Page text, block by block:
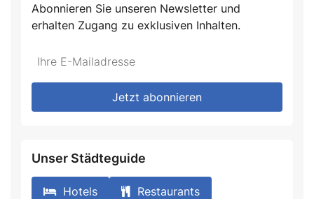
Abonnieren Sie unseren Newsletter und
erhalten Zugang zu exklusiven Inhalten.
Do
fill
*Ihre
Mailadresse:
Jetzt abonnieren
Unser Städteguide
Hotels Restaurants